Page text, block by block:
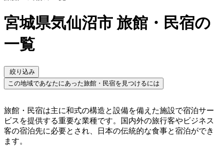
宮城県気仙沼市 旅館・民宿の
一覧
絞り込み
この地域であなたにあった旅館・民宿を見つけるには
旅館・民宿は主に和式の構造と設備を備えた施設で宿泊サー
ビスを提供する重要な業種です。国内外の旅行客やビジネス
客の宿泊先に必要とされ、日本の伝統的な食事と宿泊ができ
ます。